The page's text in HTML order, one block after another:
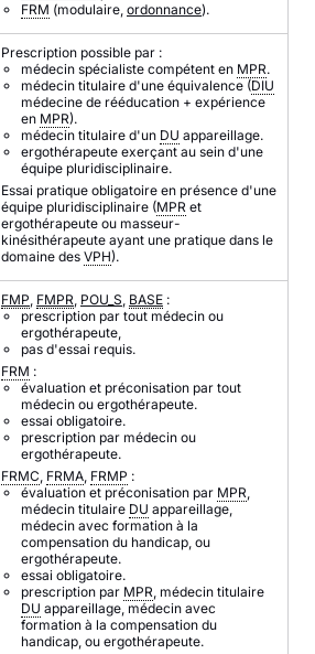
FRM (modulaire, ordonnance).
Prescription possible par :
médecin spécialiste compétent en MPR.
médecin titulaire d'une équivalence (DIU
médecine de rééducation + expérience
en MPR).
médecin titulaire d'un DU appareillage.
ergothérapeute exerçant au sein d'une
équipe pluridisciplinaire.
Essai pratique obligatoire en présence d'une
équipe pluridisciplinaire (MPR et
ergothérapeute ou masseur-
kinésithérapeute ayant une pratique dans le
domaine des VPH).
FMP, FMPR, POU_S, BASE :
prescription par tout médecin ou
ergothérapeute,
pas d'essai requis.
FRM :
évaluation et préconisation par tout
médecin ou ergothérapeute.
essai obligatoire.
prescription par médecin ou
ergothérapeute.
FRMC, FRMA, FRMP :
évaluation et préconisation par MPR,
médecin titulaire DU appareillage,
médecin avec formation à la
compensation du handicap, ou
ergothérapeute.
essai obligatoire.
prescription par MPR, médecin titulaire
DU appareillage, médecin avec
formation à la compensation du
handicap, ou ergothérapeute.